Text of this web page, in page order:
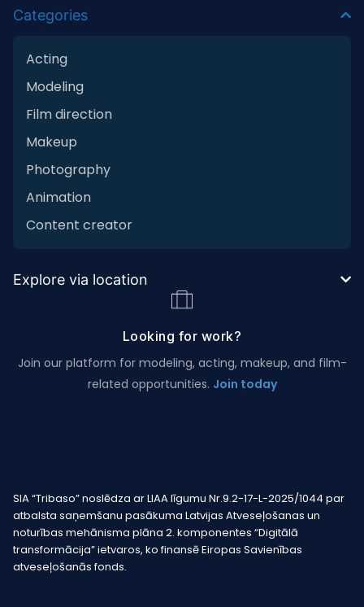
Categories
Acting
Modeling
Film direction
Makeup
Photography
Animation
Content creator
Explore via location
Looking for work?
Join our platform for modeling, acting, makeup, and film-
related opportunities. Join today
SIA “Tribaso” noslēdza ar LIAA līgumu Nr.9.2-17-L-2025/1044 par
atbalsta saņemšanu pasākuma Latvijas Atveseļošanas un
noturības mehānisma plāna 2. komponentes “Digitālā
transformācija” ietvaros, ko finansē Eiropas Savienības
atveseļošanās fonds.